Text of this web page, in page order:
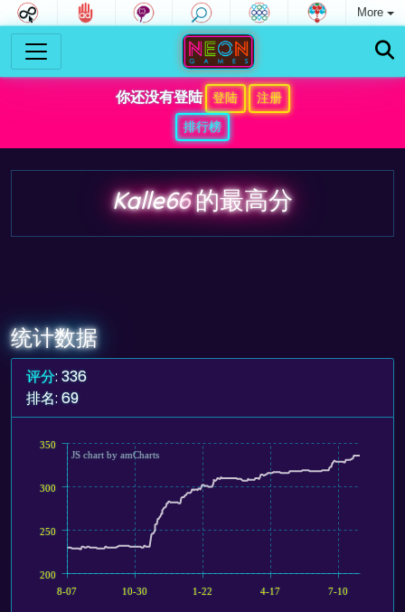
More
你还没有登陆 登陆
注册
排行榜
Kalle66的最高分
统计数据
评分: 336
排名: 69
8-07 10-30 1-22 4-17 7-10
200
250
300
350
JS chart by amCharts